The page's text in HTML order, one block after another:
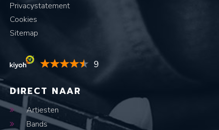
Privacystatement
Cookies
Sitemap
9
DIRECT NAAR
Artiesten
Bands